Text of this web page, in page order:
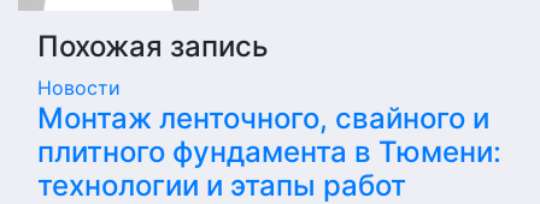
Похожая запись
Новости
Монтаж ленточного, свайного и
плитного фундамента в Тюмени:
технологии и этапы работ